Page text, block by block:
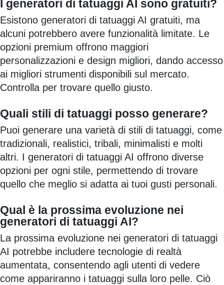
I generatori di tatuaggi AI sono gratuiti?
Esistono generatori di tatuaggi AI gratuiti, ma
alcuni potrebbero avere funzionalità limitate. Le
opzioni premium offrono maggiori
personalizzazioni e design migliori, dando accesso
ai migliori strumenti disponibili sul mercato.
Controlla per trovare quello giusto.
Quali stili di tatuaggi posso generare?
Puoi generare una varietà di stili di tatuaggi, come
tradizionali, realistici, tribali, minimalisti e molti
altri. I generatori di tatuaggi AI offrono diverse
opzioni per ogni stile, permettendo di trovare
quello che meglio si adatta ai tuoi gusti personali.
Qual è la prossima evoluzione nei
generatori di tatuaggi AI?
La prossima evoluzione nei generatori di tatuaggi
AI potrebbe includere tecnologie di realtà
aumentata, consentendo agli utenti di vedere
come appariranno i tatuaggi sulla loro pelle. Ciò